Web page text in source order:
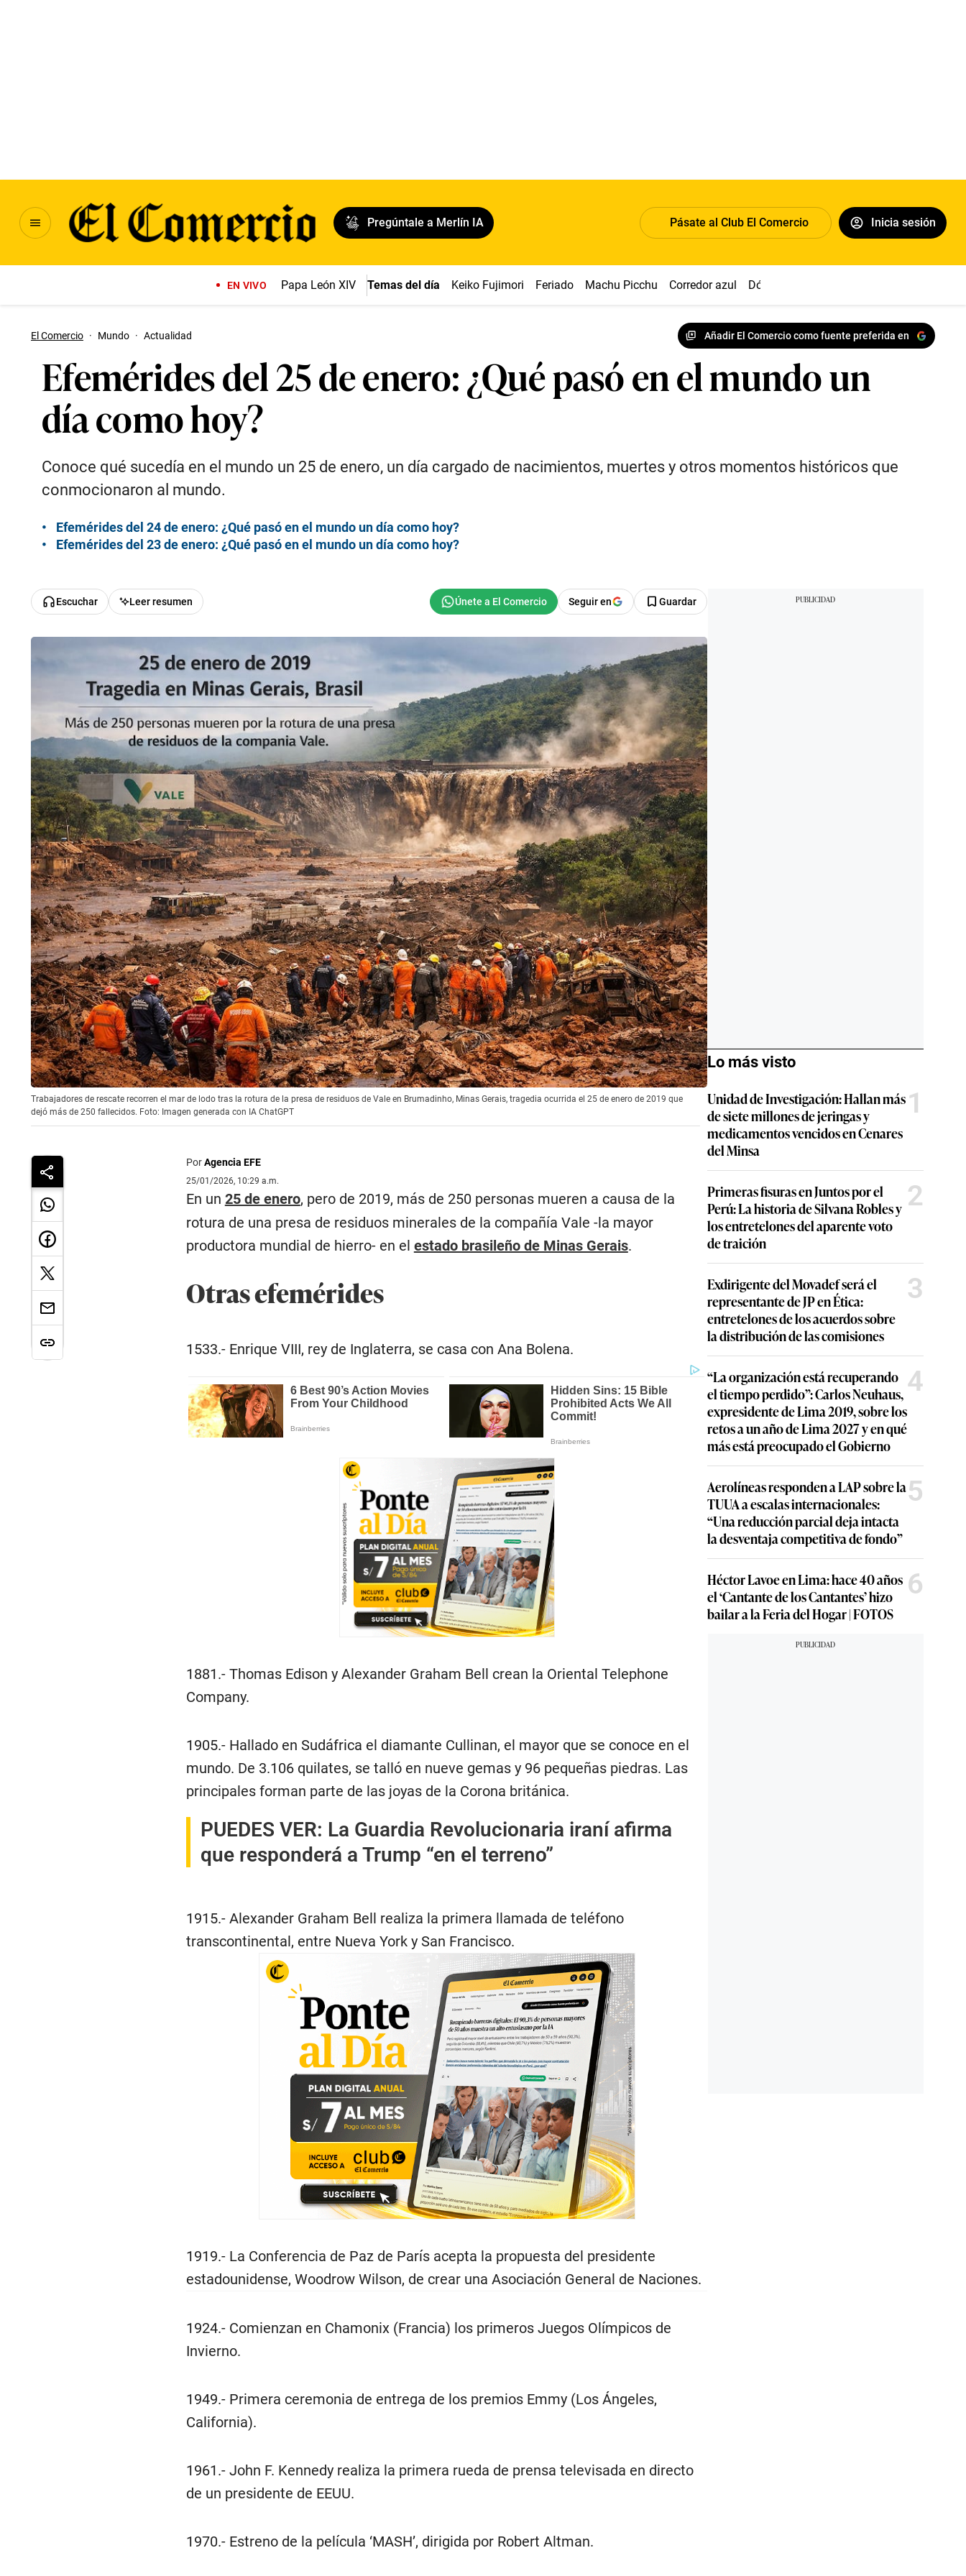
Pregúntale a Merlín IA Pásate al Club El Comercio Inicia sesión
EN VIVO Papa León XIV Temas del día Keiko Fujimori Feriado Machu Picchu Corredor azul Dólar
El Comercio · Mundo · Actualidad Añadir El Comercio como fuente preferida en
Efemérides del 25 de enero: ¿Qué pasó en el mundo un
día como hoy?
Conoce qué sucedía en el mundo un 25 de enero, un día cargado de nacimientos, muertes y otros momentos históricos que
conmocionaron al mundo.
Efemérides del 24 de enero: ¿Qué pasó en el mundo un día como hoy?
Efemérides del 23 de enero: ¿Qué pasó en el mundo un día como hoy?
Escuchar Leer resumen Seguir en Guardar
Trabajadores de rescate recorren el mar de lodo tras la rotura de la presa de residuos de Vale en Brumadinho, Minas Gerais, tragedia ocurrida el 25 de enero de 2019 que
dejó más de 250 fallecidos. Foto: Imagen generada con IA ChatGPT
PorAgencia EFE
25/01/2026, 10:29 a.m.
En un 25 de enero, pero de 2019, más de 250 personas mueren a causa de la
rotura de una presa de residuos minerales de la compañía Vale -la mayor
productora mundial de hierro- en el estado brasileño de Minas Gerais.
Otras efemérides
1533.- Enrique VIII, rey de Inglaterra, se casa con Ana Bolena.
1881.- Thomas Edison y Alexander Graham Bell crean la Oriental Telephone
Company.
1905.- Hallado en Sudáfrica el diamante Cullinan, el mayor que se conoce en el
mundo. De 3.106 quilates, se talló en nueve gemas y 96 pequeñas piedras. Las
principales forman parte de las joyas de la Corona británica.
PUEDES VER: La Guardia Revolucionaria iraní afirma
que responderá a Trump “en el terreno”
1915.- Alexander Graham Bell realiza la primera llamada de teléfono
transcontinental, entre Nueva York y San Francisco.
1919.- La Conferencia de Paz de París acepta la propuesta del presidente
estadounidense, Woodrow Wilson, de crear una Asociación General de Naciones.
1924.- Comienzan en Chamonix (Francia) los primeros Juegos Olímpicos de
Invierno.
1949.- Primera ceremonia de entrega de los premios Emmy (Los Ángeles,
California).
1961.- John F. Kennedy realiza la primera rueda de prensa televisada en directo
de un presidente de EEUU.
1970.- Estreno de la película ‘MASH’, dirigida por Robert Altman.
Lo más visto
Unidad de Investigación: Hallan más
de siete millones de jeringas y
medicamentos vencidos en Cenares
del Minsa
1
Primeras fisuras en Juntos por el
Perú: La historia de Silvana Robles y
los entretelones del aparente voto
de traición
2
Exdirigente del Movadef será el
representante de JP en Ética:
entretelones de los acuerdos sobre
la distribución de las comisiones
3
“La organización está recuperando
el tiempo perdido”: Carlos Neuhaus,
expresidente de Lima 2019, sobre los
retos a un año de Lima 2027 y en qué
más está preocupado el Gobierno
4
Aerolíneas responden a LAP sobre la
TUUA a escalas internacionales:
“Una reducción parcial deja intacta
la desventaja competitiva de fondo”
5
Héctor Lavoe en Lima: hace 40 años
el ‘Cantante de los Cantantes’ hizo
bailar a la Feria del Hogar | FOTOS
6